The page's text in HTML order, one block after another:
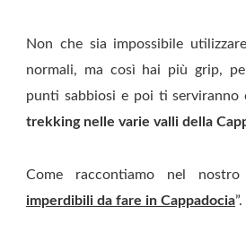
Non che sia impossibile
normali, ma così hai più grip,
punti sabbiosi e poi ti serviranno
trekking nelle varie valli della
Come raccontiamo nel
imperdibili da fare in Cappadocia”.